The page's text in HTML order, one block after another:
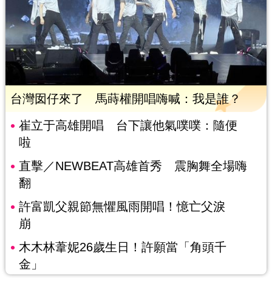
台灣囡仔來了 馬蒔權開唱嗨喊：我是誰？
崔立于高雄開唱 台下讓他氣噗噗：隨便
啦
直擊／NEWBEAT高雄首秀 震胸舞全場嗨
翻
許富凱父親節無懼風雨開唱！憶亡父淚
崩
木木林葦妮26歲生日！許願當「角頭千
金」